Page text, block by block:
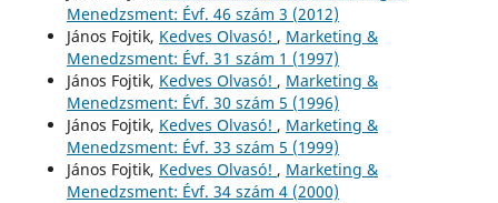
Menedzsment: Évf. 46 szám 3 (2012)
János Fojtik, Kedves Olvasó! , Marketing &
Menedzsment: Évf. 31 szám 1 (1997)
János Fojtik, Kedves Olvasó! , Marketing &
Menedzsment: Évf. 30 szám 5 (1996)
János Fojtik, Kedves Olvasó! , Marketing &
Menedzsment: Évf. 33 szám 5 (1999)
János Fojtik, Kedves Olvasó! , Marketing &
Menedzsment: Évf. 34 szám 4 (2000)